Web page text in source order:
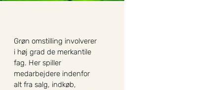
Grøn omstilling involverer
i høj grad de merkantile
fag. Her spiller
medarbejdere indenfor
alt fra salg, indkøb,